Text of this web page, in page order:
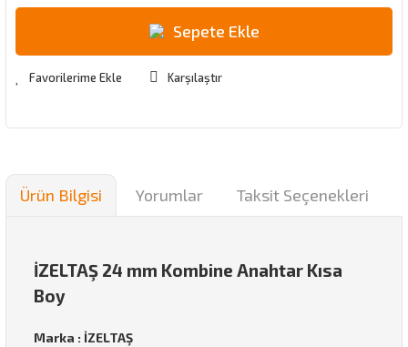
Sepete Ekle
Karşılaştır
Ürün Bilgisi Yorumlar Taksit Seçenekleri
İZELTAŞ 24 mm Kombine Anahtar Kısa
Boy
Marka : İZELTAŞ